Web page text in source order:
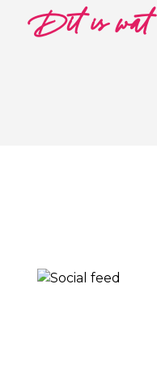
Dit is wat